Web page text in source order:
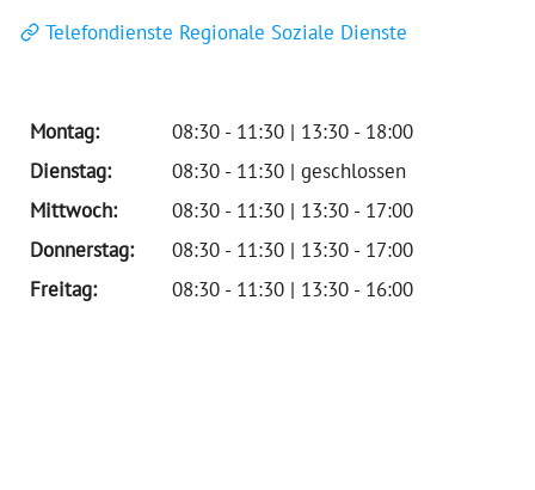
Telefondienste Regionale Soziale Dienste
Montag:
08:30 - 11:30 | 13:30 - 18:00
Dienstag:
08:30 - 11:30 | geschlossen
Mittwoch:
08:30 - 11:30 | 13:30 - 17:00
Donnerstag:
08:30 - 11:30 | 13:30 - 17:00
Freitag:
08:30 - 11:30 | 13:30 - 16:00